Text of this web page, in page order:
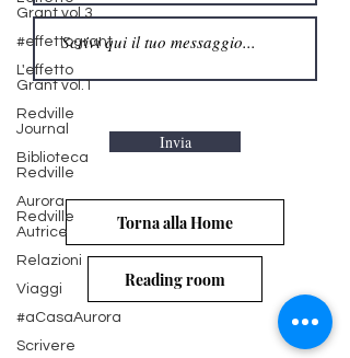
Grant vol.3
#effettogrant
L'effetto
Grant vol.1
Redville
Journal
Biblioteca
Redville
Aurora
Redville
Autrice
Relazioni
Viaggi
#aCasaAurora
Scrivere
Invia
Torna alla Home